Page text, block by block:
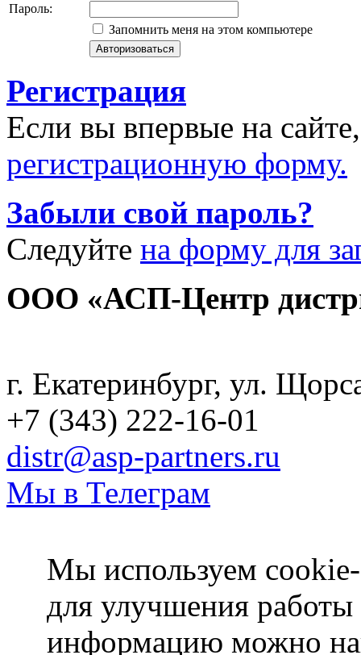
Пароль:
Запомнить меня на этом компьютере
Регистрация
Если вы впервые на
регистрационную форму.
Забыли свой пароль?
Следуйте на форму для
ООО «АСП-Центр
г. Екатеринбург, ул.
+7 (343) 222-16-01
distr@asp-partners.ru
Мы в Телеграм
Мы используем
для улучшения
информацию можно